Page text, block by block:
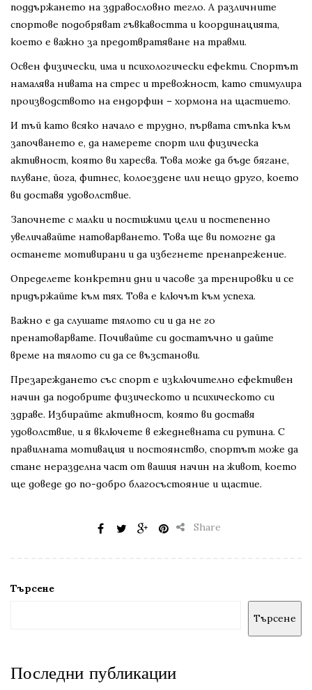
поддържането на здравословно тегло. А различните
спортове подобряват гъвкавостта и координацията,
което е важно за предотвратяване на травми.
Освен физически, има и психологически ефекти. Спортът
намалява нивата на стрес и тревожност, като стимулира
производството на ендорфин – хормона на щастието.
И тъй като всяко начало е трудно, първата стъпка към
започването е, да намерете спорт или физическа
активност, която ви харесва. Това може да бъде бягане,
плуване, йога, фитнес, колоездене или нещо друго, което
ви доставя удоволствие.
Започнете с малки и постижими цели и постепенно
увеличавайте натоварването. Това ще ви помогне да
останете мотивирани и да избегнете пренапрежение.
Определете конкретни дни и часове за тренировки и се
придържайте към тях. Това е ключът към успеха.
Важно е да слушате тялото си и да не го
пренатоварвате. Почивайте си достатъчно и дайте
време на тялото си да се възстанови.
Презареждането със спорт е изключително ефективен
начин да подобрите физическото и психическото си
здраве. Избирайте активност, която ви доставя
удоволствие, и я включете в ежедневната си рутина. С
правилната мотивация и постоянство, спортът може да
стане неразделна част от вашия начин на живот, което
ще доведе до по-добро благосъстояние и щастие.
Share
Търсене
Търсене
Последни публикации